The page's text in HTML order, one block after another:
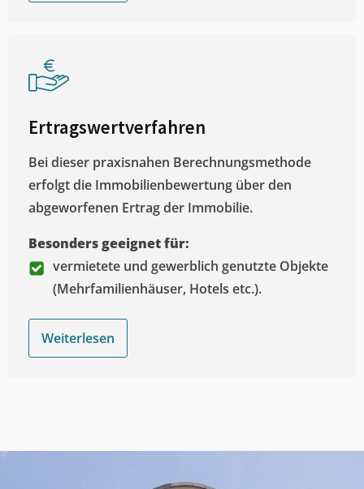
Ertragswertverfahren
Bei dieser praxisnahen Berechnungsmethode
erfolgt die Immobilienbewertung über den
abgeworfenen Ertrag der Immobilie.
Besonders geeignet für:
vermietete und gewerblich genutzte Objekte
(Mehrfamilienhäuser, Hotels etc.).
Weiterlesen